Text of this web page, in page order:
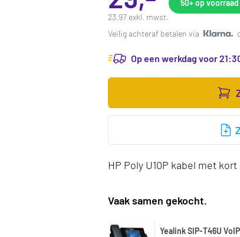
23,97 exkl. mwst.
50+op voorraad
Veilig achteraf betalen via
Op een werkdag voor
HP Poly U10P kabel met
Vaak samen gekocht.
Yealink SIP-T46U